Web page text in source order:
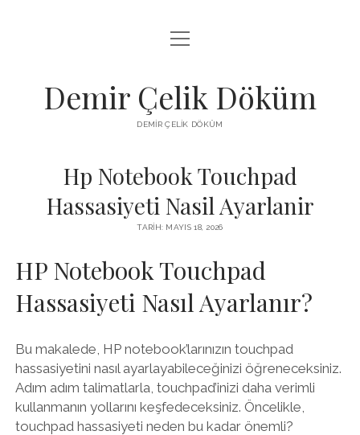
LISTE
ŞIFRESIZ INSTAGRAM BEĞENI KASMA
menüyü
aç
Demir Çelik Döküm
DEMIR ÇELIK DÖKÜM
Hp Notebook Touchpad
Hassasiyeti Nasil Ayarlanir
TARIH: MAYIS 18, 2026
HP Notebook Touchpad
Hassasiyeti Nasıl Ayarlanır?
Bu makalede, HP notebook’larınızın touchpad
hassasiyetini nasıl ayarlayabileceğinizi öğreneceksiniz.
Adım adım talimatlarla, touchpad’inizi daha verimli
kullanmanın yollarını keşfedeceksiniz. Öncelikle,
touchpad hassasiyeti neden bu kadar önemli?